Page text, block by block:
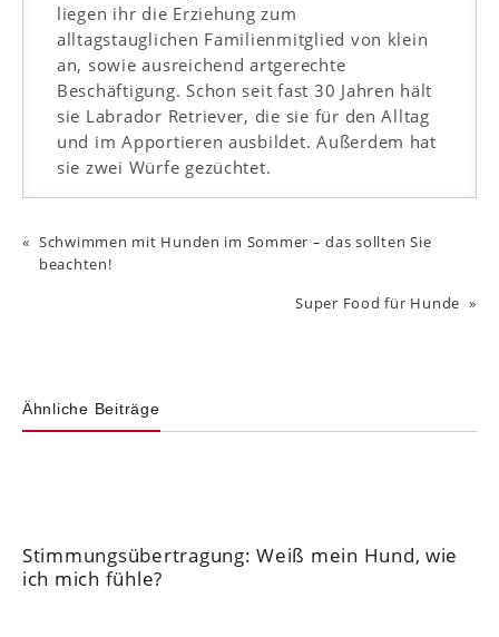
liegen ihr die Erziehung zum
alltagstauglichen Familienmitglied von klein
an, sowie ausreichend artgerechte
Beschäftigung. Schon seit fast 30 Jahren hält
sie Labrador Retriever, die sie für den Alltag
und im Apportieren ausbildet. Außerdem hat
sie zwei Würfe gezüchtet.
Schwimmen mit Hunden im Sommer – das sollten Sie
beachten!
Super Food für Hunde
Ähnliche Beiträge
Stimmungsübertragung: Weiß mein Hund, wie
ich mich fühle?